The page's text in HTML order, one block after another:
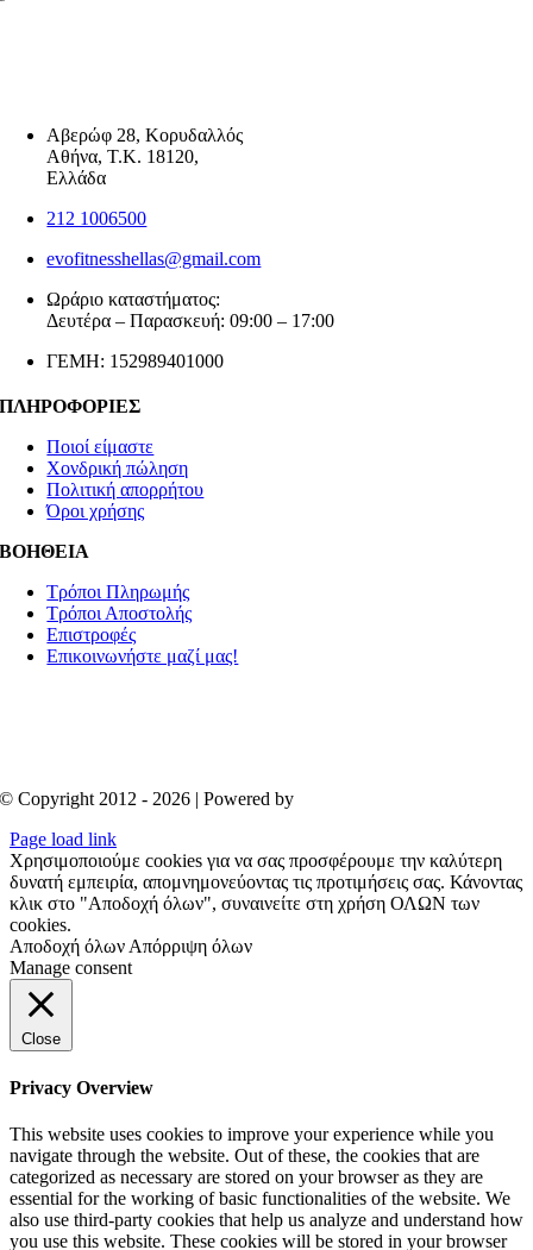
Αβερώφ 28, Κορυδαλλός
Αθήνα, Τ.Κ. 18120,
Ελλάδα
212 1006500
evofitnesshellas@gmail.com
Ωράριο καταστήματος:
Δευτέρα – Παρασκευή: 09:00 – 17:00
ΓΕΜΗ: 152989401000
ΠΛΗΡΟΦΟΡΙΕΣ
Ποιοί είμαστε
Χονδρική πώληση
Πολιτική απορρήτου
Όροι χρήσης
ΒΟΗΘΕΙΑ
Τρόποι Πληρωμής
Τρόποι Αποστολής
Επιστροφές
Επικοινωνήστε μαζί μας!
© Copyright 2012 - 2026 | Powered by
Page load link
Χρησιμοποιούμε cookies για να σας προσφέρουμε την καλύτερη
δυνατή εμπειρία, απομνημονεύοντας τις προτιμήσεις σας. Κάνοντας
κλικ στο "Αποδοχή όλων", συναινείτε στη χρήση ΟΛΩΝ των
cookies.
Αποδοχή όλων Απόρριψη όλων
Manage consent
Close
Privacy Overview
This website uses cookies to improve your experience while you
navigate through the website. Out of these, the cookies that are
categorized as necessary are stored on your browser as they are
essential for the working of basic functionalities of the website. We
also use third-party cookies that help us analyze and understand how
you use this website. These cookies will be stored in your browser